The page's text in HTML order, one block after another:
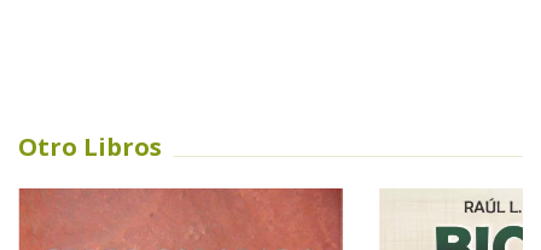
Otro Libros